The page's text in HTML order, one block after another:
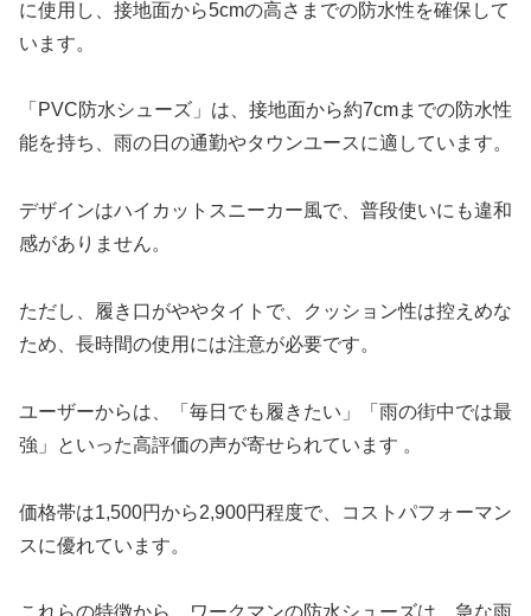
に使用し、接地面から5cmの高さまでの防水性を確保して
います。
「PVC防水シューズ」は、接地面から約7cmまでの防水性
能を持ち、雨の日の通勤やタウンユースに適しています。
デザインはハイカットスニーカー風で、普段使いにも違和
感がありません。
ただし、履き口がややタイトで、クッション性は控えめな
ため、長時間の使用には注意が必要です。
ユーザーからは、「毎日でも履きたい」「雨の街中では最
強」といった高評価の声が寄せられています 。
価格帯は1,500円から2,900円程度で、コストパフォーマン
スに優れています。